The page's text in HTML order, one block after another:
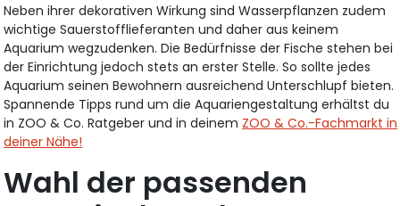
Neben ihrer dekorativen Wirkung sind Wasserpflanzen zudem
wichtige Sauerstofflieferanten und daher aus keinem
Aquarium wegzudenken. Die Bedürfnisse der Fische stehen bei
der Einrichtung jedoch stets an erster Stelle. So sollte jedes
Aquarium seinen Bewohnern ausreichend Unterschlupf bieten.
Spannende Tipps rund um die Aquariengestaltung erhältst du
in ZOO & Co. Ratgeber und in deinem ZOO & Co.-Fachmarkt in
deiner Nähe!
Wahl der passenden